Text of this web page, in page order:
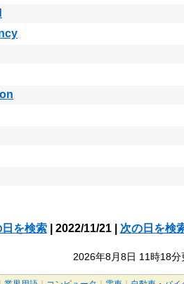
を検索| 2022/11/21 | 次の日を検
2026年8月8日 11時18